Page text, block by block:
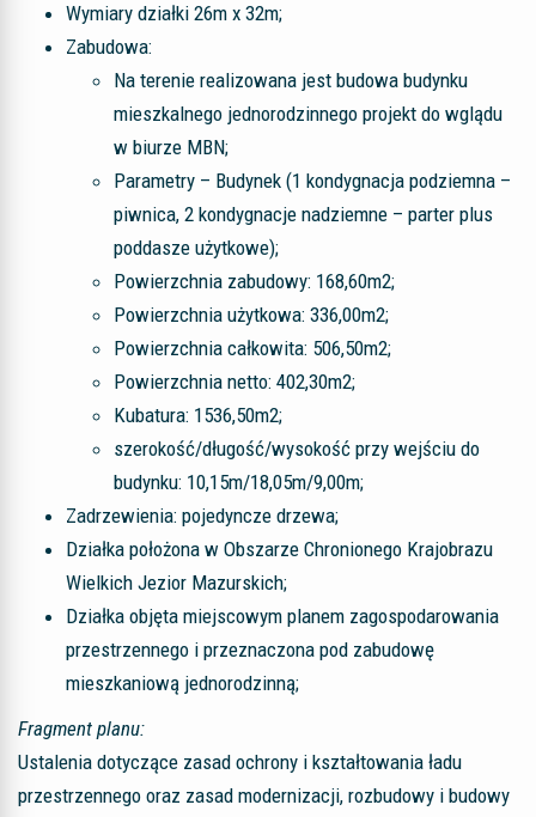
Wymiary działki 26m x 32m;
Zabudowa:
Na terenie realizowana jest budowa budynku
mieszkalnego jednorodzinnego projekt do wglądu
w biurze MBN;
Parametry – Budynek (1 kondygnacja podziemna –
piwnica, 2 kondygnacje nadziemne – parter plus
poddasze użytkowe);
Powierzchnia zabudowy: 168,60m2;
Powierzchnia użytkowa: 336,00m2;
Powierzchnia całkowita: 506,50m2;
Powierzchnia netto: 402,30m2;
Kubatura: 1536,50m2;
szerokość/długość/wysokość przy wejściu do
budynku: 10,15m/18,05m/9,00m;
Zadrzewienia: pojedyncze drzewa;
Działka położona w Obszarze Chronionego Krajobrazu
Wielkich Jezior Mazurskich;
Działka objęta miejscowym planem zagospodarowania
przestrzennego i przeznaczona pod zabudowę
mieszkaniową jednorodzinną;
Fragment planu:
Ustalenia dotyczące zasad ochrony i kształtowania ładu
przestrzennego oraz zasad modernizacji, rozbudowy i budowy